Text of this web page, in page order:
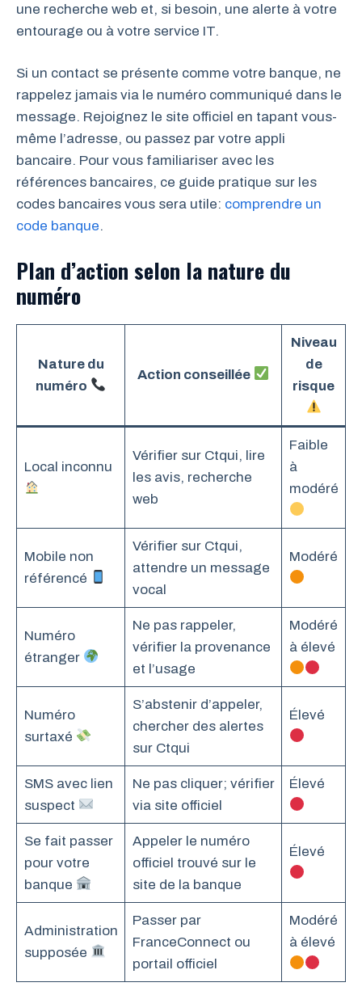
une recherche web et, si besoin, une alerte à votre
entourage ou à votre service IT.
Si un contact se présente comme votre banque, ne
rappelez jamais via le numéro communiqué dans le
message. Rejoignez le site officiel en tapant vous-
même l’adresse, ou passez par votre appli
bancaire. Pour vous familiariser avec les
références bancaires, ce guide pratique sur les
codes bancaires vous sera utile: comprendre un
code banque.
Plan d’action selon la nature du
numéro
Nature du
numéro
Action conseillée
Niveau
de
risque
Local inconnu
Vérifier sur Ctqui, lire
les avis, recherche
web
Faible
à
modéré
Mobile non
référencé
Vérifier sur Ctqui,
attendre un message
vocal
Modéré
Numéro
étranger
Ne pas rappeler,
vérifier la provenance
et l’usage
Modéré
à élevé
Numéro
surtaxé
S’abstenir d’appeler,
chercher des alertes
sur Ctqui
Élevé
SMS avec lien
suspect
Ne pas cliquer; vérifier
via site officiel
Élevé
Se fait passer
pour votre
banque
Appeler le numéro
officiel trouvé sur le
site de la banque
Élevé
Administration
supposée
Passer par
FranceConnect ou
portail officiel
Modéré
à élevé